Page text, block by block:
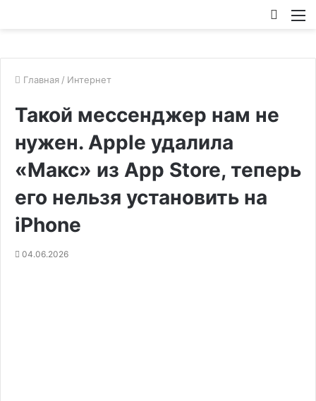
Главная / Интернет
Такой мессенджер нам не
нужен. Apple удалила
«Макс» из App Store, теперь
его нельзя установить на
iPhone
04.06.2026